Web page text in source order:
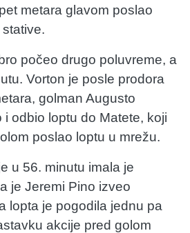
metara glavom poslao
počeo drugo poluvreme, a
Vorton je posle prodora
golman Augusto
i odbio loptu do Matete, koji
poslao loptu u mrežu.
u 56. minutu imala je
je Jeremi Pino izveo
lopta je pogodila jednu pa
akcije pred golom